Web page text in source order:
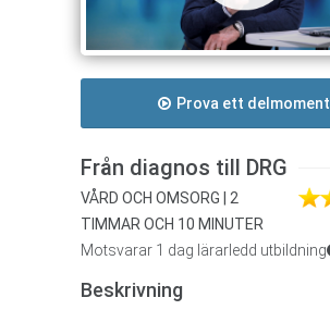
Prova ett delmoment
Från diagnos till DRG
VÅRD OCH OMSORG | 2
TIMMAR OCH 10 MINUTER
Motsvarar 1 dag lärarledd utbildning
Beskrivning